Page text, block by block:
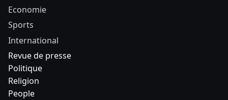
Economie
Sports
International
Revue de presse
Politique
Religion
People